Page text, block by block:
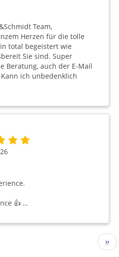
Team,
Herzen für die tolle
total begeistert wie
Sie sind. Super
Beratung, auch der E-Mail
ich unbedenklich
👍 …
››